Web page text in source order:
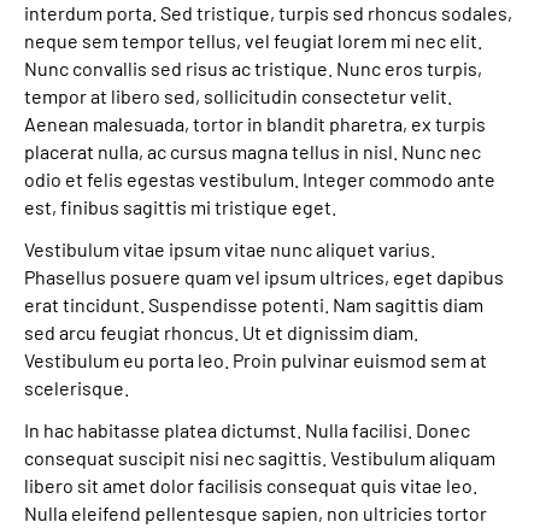
Gebärdensprache
Login
interdum porta. Sed tristique, turpis sed rhoncus sodales,
neque sem tempor tellus, vel feugiat lorem mi nec elit.
Nunc convallis sed risus ac tristique. Nunc eros turpis,
tempor at libero sed, sollicitudin consectetur velit.
Aenean malesuada, tortor in blandit pharetra, ex turpis
placerat nulla, ac cursus magna tellus in nisl. Nunc nec
odio et felis egestas vestibulum. Integer commodo ante
est, finibus sagittis mi tristique eget.
Vestibulum vitae ipsum vitae nunc aliquet varius.
Phasellus posuere quam vel ipsum ultrices, eget dapibus
erat tincidunt. Suspendisse potenti. Nam sagittis diam
sed arcu feugiat rhoncus. Ut et dignissim diam.
Vestibulum eu porta leo. Proin pulvinar euismod sem at
scelerisque.
In hac habitasse platea dictumst. Nulla facilisi. Donec
consequat suscipit nisi nec sagittis. Vestibulum aliquam
libero sit amet dolor facilisis consequat quis vitae leo.
Nulla eleifend pellentesque sapien, non ultricies tortor